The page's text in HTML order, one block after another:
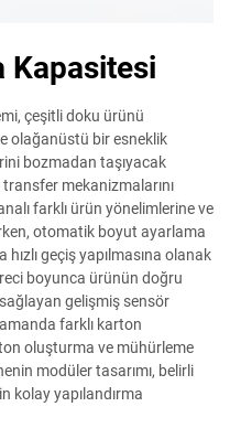
Kapasitesi
çeşitli doku ürünü
olağanüstü bir esneklik
bozmadan taşıyacak
mekanizmalarını
farklı ürün yönelimlerine ve
otomatik boyut ayarlama
geçiş yapılmasına olanak
boyunca ürünün doğru
sağlayan gelişmiş sensör
farklı karton
oluşturma ve mühürleme
modüler tasarımı, belirli
kolay yapılandırma